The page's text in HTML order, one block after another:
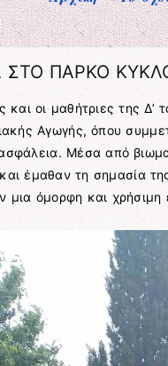
ΣΤΟ ΠΑΡΚΟ
και οι μαθήτριες της
Αγωγής, όπου
Μέσα από
έμαθαν τη σημασία
μια όμορφη και χρήσιμη